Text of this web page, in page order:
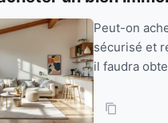
Peut-on
sécurisé et
il faudra